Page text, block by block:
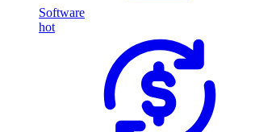
Software
hot